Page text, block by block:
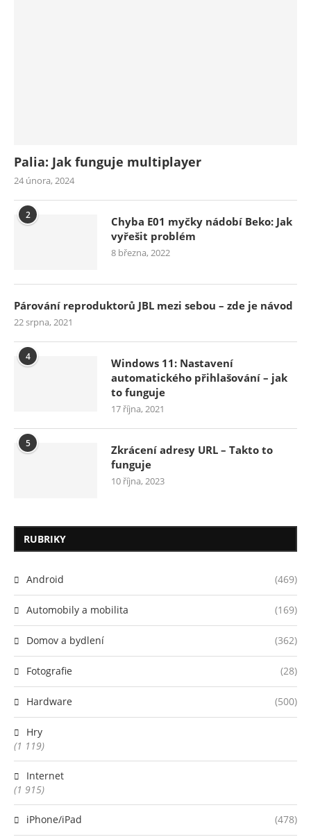
Palia: Jak funguje multiplayer
24 února, 2024
2
Chyba E01 myčky nádobí Beko: Jak
vyřešit problém
8 března, 2022
Párování reproduktorů JBL mezi sebou – zde je návod
22 srpna, 2021
4
Windows 11: Nastavení
automatického přihlašování – jak
to funguje
17 října, 2021
5
Zkrácení adresy URL – Takto to
funguje
10 října, 2023
RUBRIKY
Android (469)
Automobily a mobilita (169)
Domov a bydlení (362)
Fotografie (28)
Hardware (500)
Hry
(1 119)
Internet
(1 915)
iPhone/iPad (478)